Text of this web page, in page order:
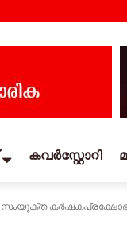
കവര്‍സ്റ്റോറി
സംയുക്ത